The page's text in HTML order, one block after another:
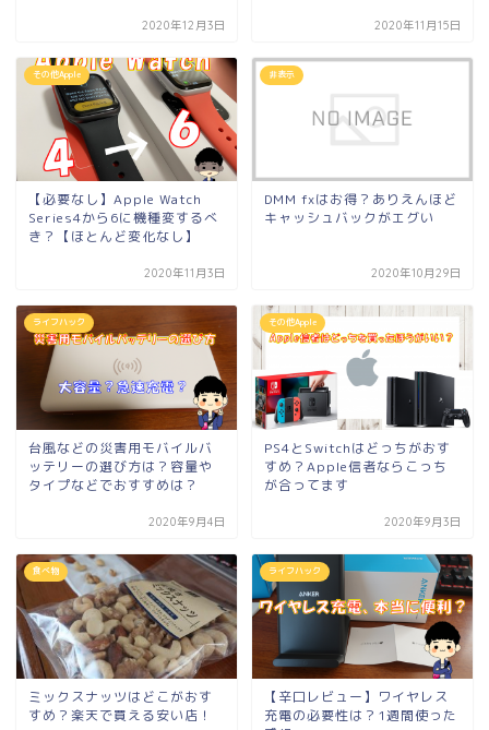
2020年12月3日 2020年11月15日
その他Apple
【必要なし】Apple Watch
Series4から6に機種変するべ
き？【ほとんど変化なし】
2020年11月3日
非表示
DMM fxはお得？ありえんほど
キャッシュバックがエグい
2020年10月29日
ライフハック
台風などの災害用モバイルバ
ッテリーの選び方は？容量や
タイプなどでおすすめは？
2020年9月4日
その他Apple
PS4とSwitchはどっちがおす
すめ？Apple信者ならこっち
が合ってます
2020年9月3日
食べ物
ミックスナッツはどこがおす
すめ？楽天で買える安い店！
ライフハック
【辛口レビュー】ワイヤレス
充電の必要性は？1週間使った